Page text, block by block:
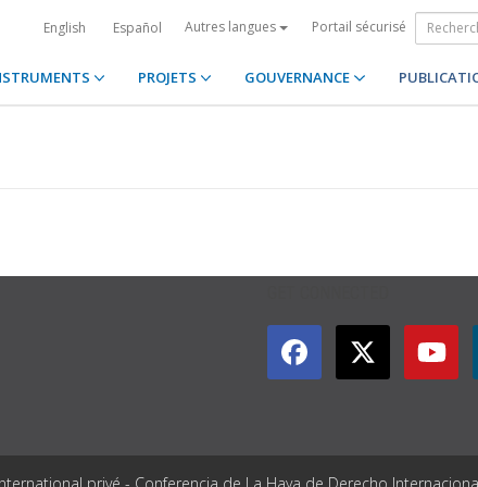
English Español Autres langues Portail sécurisé
PROJETS GOUVERNANCE